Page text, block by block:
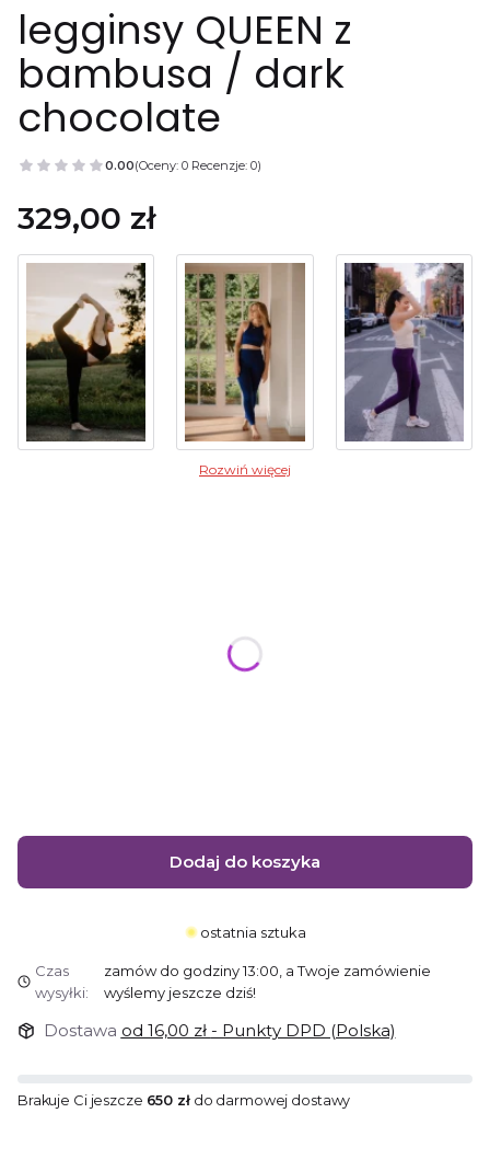
legginsy QUEEN z
bambusa / dark
chocolate
0.00(Oceny: 0 Recenzje: 0)
Przejdź do sekcji Opinie
Cena
329,00 zł
Rozwiń więcej
Dodaj do koszyka
ostatnia sztuka
Czas
wysyłki:
zamów do godziny 13:00, a Twoje zamówienie
wyślemy jeszcze dziś!
Dostawa od 16,00 zł - Punkty DPD (Polska)
Brakuje Ci jeszcze 650 złdo darmowej dostawy